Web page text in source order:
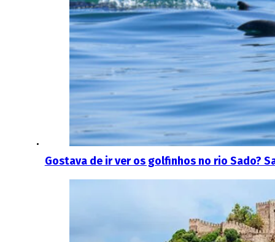
Gostava de ir ver os golfinhos no rio Sado?